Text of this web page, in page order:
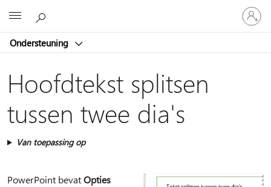
Ondersteuning
Meld
je
aan
je
Hoofdtekst splitsen
tussen twee dia's
Van toepassing op
PowerPoint bevatOpties